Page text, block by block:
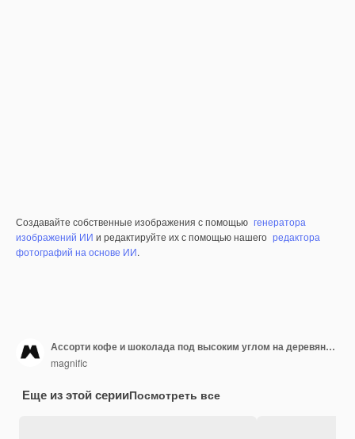
Создавайте собственные изображения с помощью генератора
изображений ИИ и редактируйте их с помощью нашего редактора
фотографий на основе ИИ.
Ассорти кофе и шоколада под высоким углом на деревянной доске
magnific
Еще из этой серииПосмотреть все